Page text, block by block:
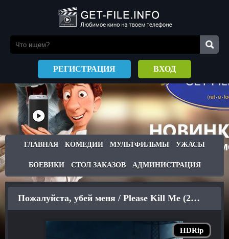
РЕГИСТРАЦИЯ ВХОД
ГЛАВНАЯ КОМЕДИИ МУЛЬТФИЛЬМЫ УЖАСЫ
БОЕВИКИ СТОЛ ЗАКАЗОВ АДМИНИСТРАЦИЯ
HDRip
Пожалуйста, убей меня / Please Kill Me (2021)